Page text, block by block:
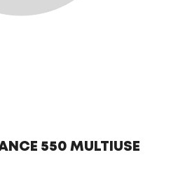
550 MULTIUSE